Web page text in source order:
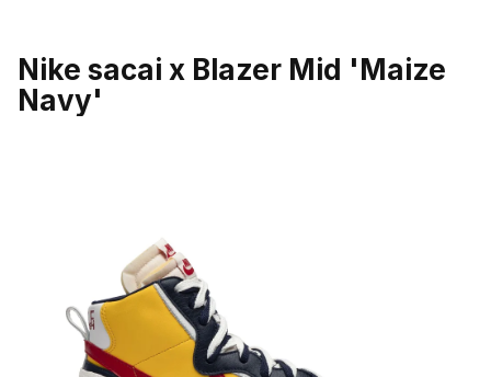
Nike sacai x Blazer Mid 'Maize
Navy'